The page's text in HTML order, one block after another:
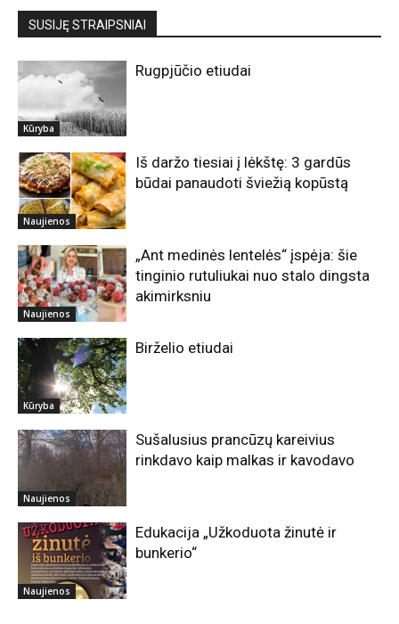
SUSIJĘ STRAIPSNIAI
Kūryba
Rugpjūčio etiudai
Naujienos
Iš daržo tiesiai į lėkštę: 3 gardūs
būdai panaudoti šviežią kopūstą
Naujienos
„Ant medinės lentelės“ įspėja: šie
tinginio rutuliukai nuo stalo dingsta
akimirksniu
Kūryba
Birželio etiudai
Naujienos
Sušalusius prancūzų kareivius
rinkdavo kaip malkas ir kavodavo
Naujienos
Edukacija „Užkoduota žinutė ir
bunkerio“